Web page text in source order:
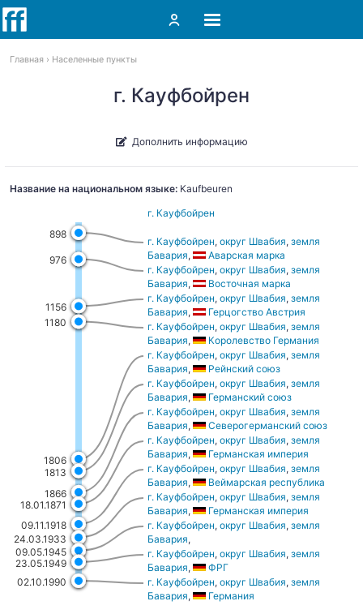
Главная Населенные пункты
г. Кауфбойрен
Дополнить информацию
Название на национальном языке: Kaufbeuren
898
976
1156
1180
1806
1813
1866
18.01.1871
09.11.1918
24.03.1933
09.05.1945
23.05.1949
02.10.1990
г. Кауфбойрен
г. Кауфбойрен, округ Швабия, земля
Бавария,
Аварская марка
г. Кауфбойрен, округ Швабия, земля
Бавария,
Восточная марка
г. Кауфбойрен, округ Швабия, земля
Бавария,
Герцогство Австрия
г. Кауфбойрен, округ Швабия, земля
Бавария,
Королевство Германия
г. Кауфбойрен, округ Швабия, земля
Бавария,
Рейнский союз
г. Кауфбойрен, округ Швабия, земля
Бавария,
Германский союз
г. Кауфбойрен, округ Швабия, земля
Бавария,
Северогерманский союз
г. Кауфбойрен, округ Швабия, земля
Бавария,
Германская империя
г. Кауфбойрен, округ Швабия, земля
Бавария,
Веймарская республика
г. Кауфбойрен, округ Швабия, земля
Бавария,
Германская империя
г. Кауфбойрен, округ Швабия, земля
Бавария,
Американская, Британская и
г. Кауфбойрен, округ Швабия, земля
Бавария,
ФРГ
г. Кауфбойрен, округ Швабия, земля
Бавария, Германия